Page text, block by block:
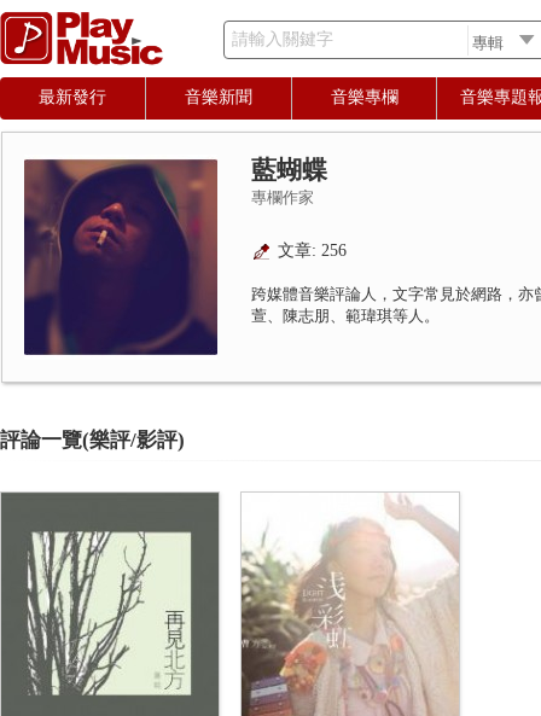
請輸入關鍵字
最新發行 音樂新聞 音樂專欄 音樂專題
藍蝴蝶
專欄作家
文章: 256
跨媒體音樂評論人，文字常見於網路，
萱、陳志朋、範瑋琪等人。
評論一覽(樂評/影評)